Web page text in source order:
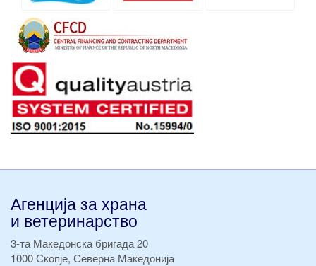
Агенција за храна
и ветеринарство
3-та Македонска бригада 20
1000 Скопје, Северна Македонија